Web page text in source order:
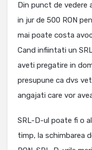
Din punct de vedere
in jur de 500 RON
mai poate costa
Cand infiintati un
aveti pregatire in
presupune ca dvs
angajati care vor
SRL-D-ul poate fi o
timp, la schimbarea